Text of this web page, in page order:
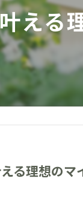
える
る理想の